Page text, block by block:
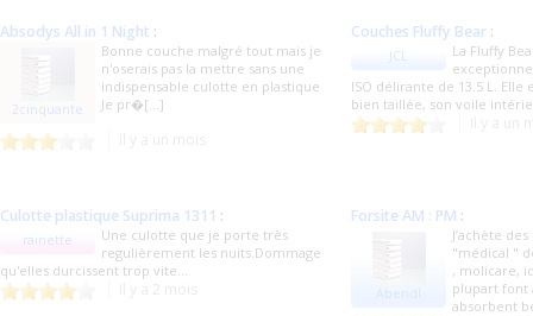
Absodys All in 1 Night :
2cinquante
Bonne couche malgré tout mais je
n'oserais pas la mettre sans une
indispensable culotte en plastique
Je pr�[...]
Couches Fluffy Bear :
JCL
La Fluffy
ISO délirante de 13.5 L.
bien taillée, son voile
Culotte plastique Suprima 1311 :
rainette
Une culotte que je porte très
regulièrement les nuits.Dommage
qu'elles durcissent trop vite...
Forsite AM : PM :
J’achète
"médical "
, molicare,
plupart font
absorbent